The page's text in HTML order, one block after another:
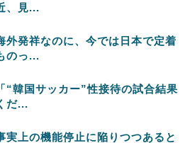
、見...
外発祥なのに、今では日本で定着
のっ...
“韓国サッカー”性接待の試合結果
だ...
実上の機能停止に陥りつつあると